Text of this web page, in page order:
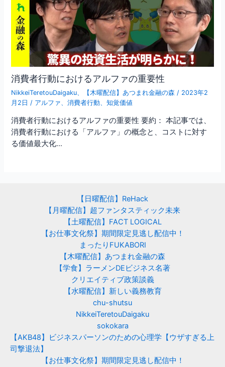
消費者行動におけるアルファの重要性
NikkeiTeretouDaigaku 【木曜配信】あつまれ金融の森 / 2023年2
月2日 / アルファ 、消費者行動 、知覚価値
消費者行動におけるアルファの重要性 要約： 本記事では、
消費者行動における「アルファ」の概念と、コストに対す
る価値最大化…
【日曜配信】ReHack
【月曜配信】超ファンタスティック未来
【土曜配信】FACT LOGICAL
【お仕事文化祭】期間限定見逃し配信中！
まったりFUKABORI
【木曜配信】あつまれ金融の森
【学食】ラーメンDEビジネス名著
クリエイティブ政策談義
【水曜配信】新しい義務教育
chu-shutsu
NikkeiTeretouDaigaku
sokokara
【AKB48】ビジネスパーソンのための心理学【ウザすぎる上
司撃退法】
【お仕事文化祭】期間限定見逃し配信中！